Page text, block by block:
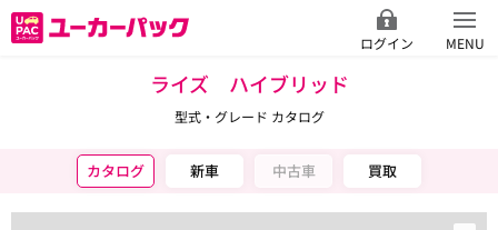
ログイン MENU
ライズ ハイブリッド
型式・グレード カタログ
カタログ 新車 中古車 買取